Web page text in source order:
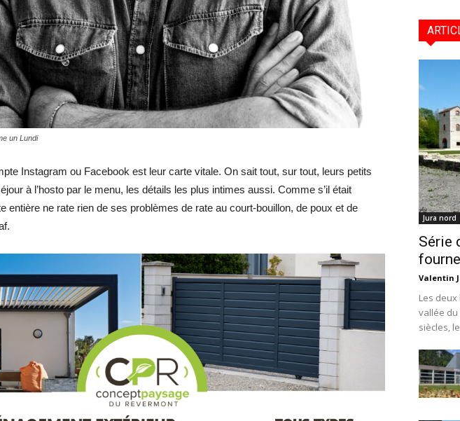
un Lundi
Instagram ou Facebook est leur carte vitale. On sait tout, sur tout, leurs petits
à l’hosto par le menu, les détails les plus intimes aussi. Comme s’il était
entière ne rate rien de ses problèmes de rate au court-bouillon, de poux et de
Jura nord
Série
Valentin
Les
vallée du
siècles,